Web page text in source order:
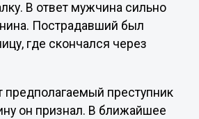
В ответ мужчина сильно
Пострадавший был
где скончался через
преступник
он признал. В ближайшее